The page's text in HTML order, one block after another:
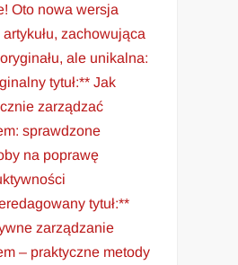
Oto nowa wersja
artykułu, zachowująca
ale unikalna:
tytuł:** Jak
zarządzać
sprawdzone
na poprawę
tytuł:**
zarządzanie
– praktyczne metody